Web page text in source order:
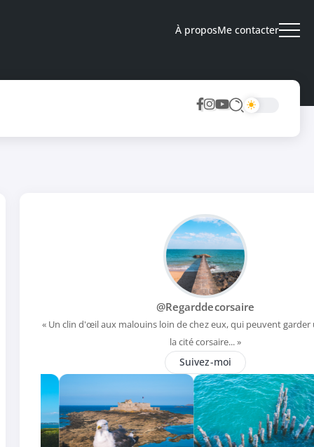
À proposMe contacter
@Regarddecorsaire
« Un clin d'œil aux malouins loin de chez eux, qui peuvent garder
la cité corsaire... »
Suivez-moi